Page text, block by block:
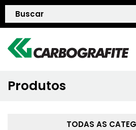
QUEM
Produtos
TODAS AS